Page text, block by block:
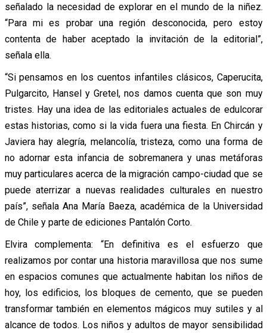
señalado la necesidad de explorar en el mundo de la niñez.
“Para mi es probar una región desconocida, pero estoy
contenta de haber aceptado la invitación de la editorial”,
señala ella.
“Si pensamos en los cuentos infantiles clásicos, Caperucita,
Pulgarcito, Hansel y Gretel, nos damos cuenta que son muy
tristes. Hay una idea de las editoriales actuales de edulcorar
estas historias, como si la vida fuera una fiesta. En Chircán y
Javiera hay alegría, melancolía, tristeza, como una forma de
no adornar esta infancia de sobremanera y unas metáforas
muy particulares acerca de la migración campo-ciudad que se
puede aterrizar a nuevas realidades culturales en nuestro
país”, señala Ana María Baeza, académica de la Universidad
de Chile y parte de ediciones Pantalón Corto.
Elvira complementa: “En definitiva es el esfuerzo que
realizamos por contar una historia maravillosa que nos sume
en espacios comunes que actualmente habitan los niños de
hoy, los edificios, los bloques de cemento, que se pueden
transformar también en elementos mágicos muy sutiles y al
alcance de todos. Los niños y adultos de mayor sensibilidad